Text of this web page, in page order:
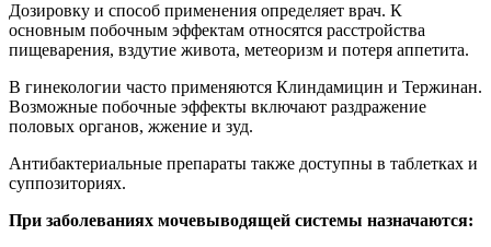
Дозировку и способ применения определяет врач. К
основным побочным эффектам относятся расстройства
пищеварения, вздутие живота, метеоризм и потеря аппетита.
В гинекологии часто применяются Клиндамицин и Тержинан.
Возможные побочные эффекты включают раздражение
половых органов, жжение и зуд.
Антибактериальные препараты также доступны в таблетках и
суппозиториях.
При заболеваниях мочевыводящей системы назначаются: